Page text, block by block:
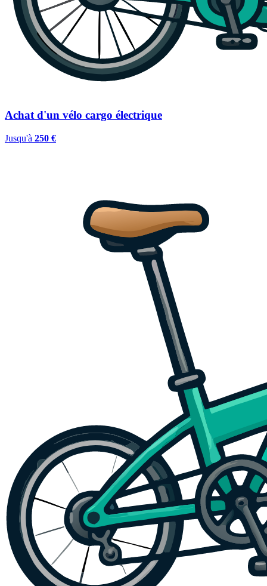
Achat d'un vélo cargo électrique
Jusqu'à 250 €